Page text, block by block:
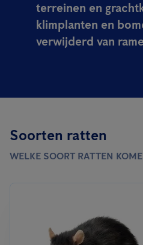
terreinen en
klimplanten en
verwijderd van
Soorten ratten
WELKE SOORT RATTEN